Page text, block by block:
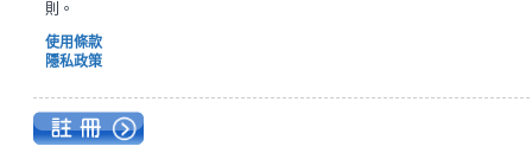
則。
使用條款
隱私政策